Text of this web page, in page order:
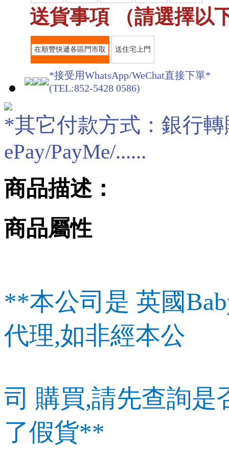
送貨事項 （請選擇以
在順豐快遞各區門市取 送住宅上門
*接受用WhatsApp/WeChat直接下單*
(TEL:852-5428 0586)
*其它付款方式：銀行轉
ePay/PayMe/......
商品描述：
商品屬性
**本公司是 英國
代理,如非經本公
司 購買,請先查詢是
了假貨**